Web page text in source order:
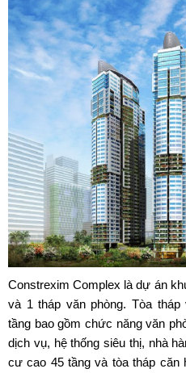
Constrexim Complex là dự án
và 1 tháp văn phòng. Tòa
tầng bao gồm chức năng văn
dịch vụ, hệ thống siêu thị, nhà
cư cao 45 tầng và tòa tháp căn